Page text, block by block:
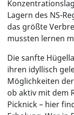
Lagern des NS-
das größte
mussten lernen
Die sanfte
ihren idyllisch
Möglichkeiten
ob aktiv mit dem
Picknick – hier